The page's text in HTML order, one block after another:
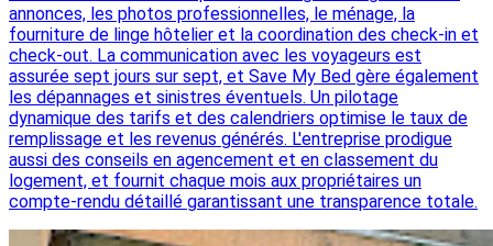
annonces, les photos professionnelles, le ménage, la
fourniture de linge hôtelier et la coordination des check-in et
check-out. La communication avec les voyageurs est
assurée sept jours sur sept, et Save My Bed gère également
les dépannages et sinistres éventuels. Un pilotage
dynamique des tarifs et des calendriers optimise le taux de
remplissage et les revenus générés. L'entreprise prodigue
aussi des conseils en agencement et en classement du
logement, et fournit chaque mois aux propriétaires un
compte-rendu détaillé garantissant une transparence totale.